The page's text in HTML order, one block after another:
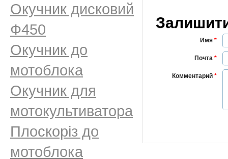
Имя *
Почта *
Комментарий *
Окучник дисковий
Ф450
Окучник до
мотоблока
Окучник для
мотокультиватора
Плоскоріз до
мотоблока